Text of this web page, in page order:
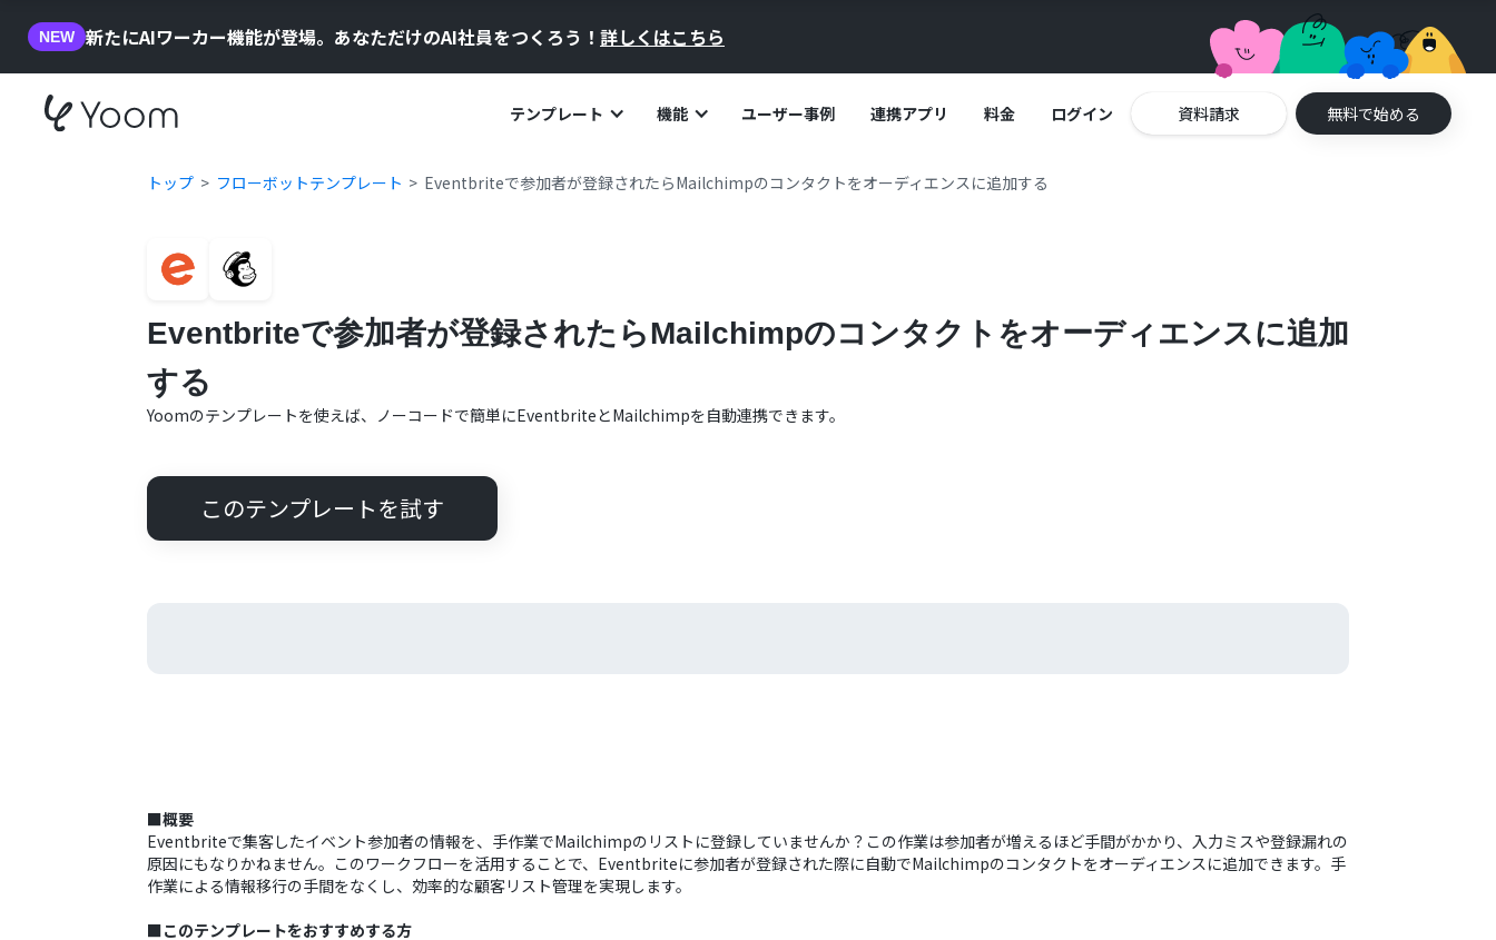
NEW 新たにAIワーカー機能が登場。あなただけのAI社員をつくろう！ 詳しくはこちら
テンプレート 機能 ユーザー事例 連携アプリ 料金 ログイン 資料請求 無料で始める
トップ フローボットテンプレート Eventbriteで参加者が登録されたらMailchimpのコンタクトをオーディエンスに追加する
Eventbriteで参加者が登録されたらMailchimpのコンタクトをオーディエンスに追加
する
Yoomのテンプレートを使えば、ノーコードで簡単にEventbriteとMailchimpを自動連携できます。
このテンプレートを試す
■概要
Eventbriteで集客したイベント参加者の情報を、手作業でMailchimpのリストに登録していませんか？この作業は参加者が増えるほど手間がかかり、入力ミスや登録漏れの
原因にもなりかねません。このワークフローを活用することで、Eventbriteに参加者が登録された際に自動でMailchimpのコンタクトをオーディエンスに追加できます。手
作業による情報移行の手間をなくし、効率的な顧客リスト管理を実現します。
■このテンプレートをおすすめする方